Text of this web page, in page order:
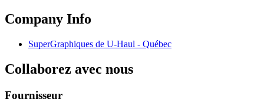
Company Info
SuperGraphiques de U-Haul - Québec
Collaborez avec nous
Fournisseur